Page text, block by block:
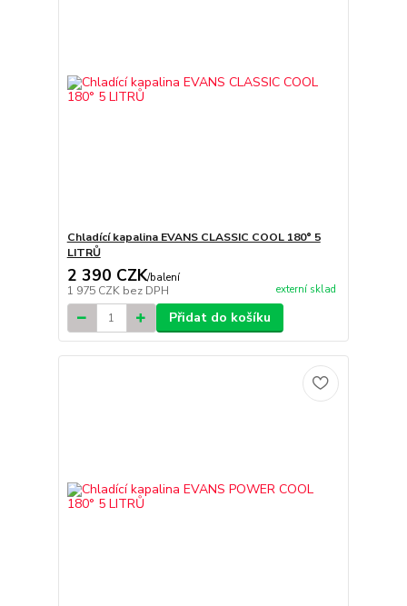
Chladící kapalina EVANS CLASSIC COOL 180° 5
LITRŮ
2 390 CZK/balení
1 975 CZK bez DPH externí sklad
Přidat do košíku